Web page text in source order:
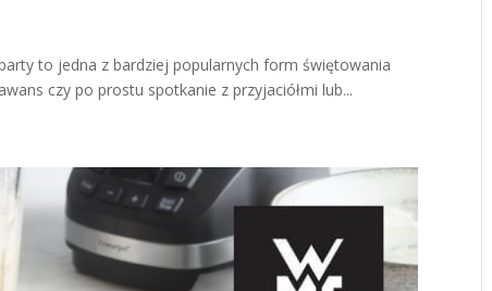
to jedna z bardziej popularnych form świętowania
czy po prostu spotkanie z przyjaciółmi lub...